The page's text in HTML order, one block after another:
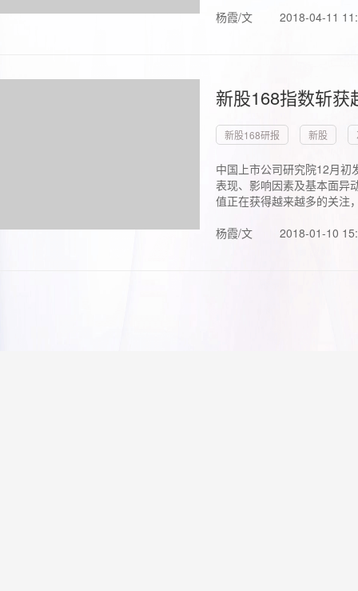
杨霞/文 2018-04-11
新股168指数斩
新股168研报 新股
中国上市公司研究院12月初
表现、影响因素及基本面异
值正在获得越来越多的关注
杨霞/文
2018-01-10